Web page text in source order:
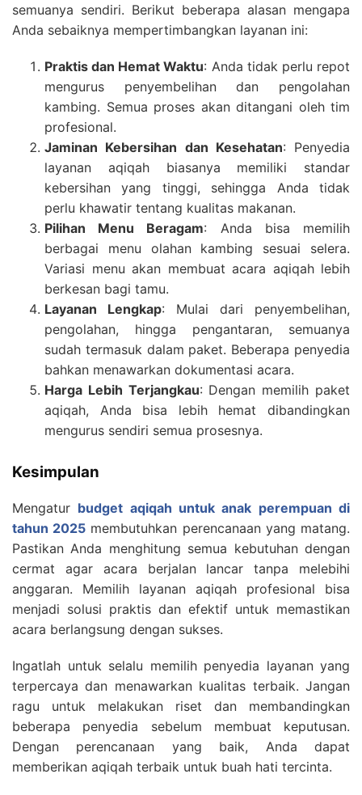
semuanya sendiri. Berikut beberapa alasan mengapa
Anda sebaiknya mempertimbangkan layanan ini:
Praktis dan Hemat Waktu: Anda tidak perlu repot
mengurus penyembelihan dan pengolahan
kambing. Semua proses akan ditangani oleh tim
profesional.
Jaminan Kebersihan dan Kesehatan: Penyedia
layanan aqiqah biasanya memiliki standar
kebersihan yang tinggi, sehingga Anda tidak
perlu khawatir tentang kualitas makanan.
Pilihan Menu Beragam: Anda bisa memilih
berbagai menu olahan kambing sesuai selera.
Variasi menu akan membuat acara aqiqah lebih
berkesan bagi tamu.
Layanan Lengkap: Mulai dari penyembelihan,
pengolahan, hingga pengantaran, semuanya
sudah termasuk dalam paket. Beberapa penyedia
bahkan menawarkan dokumentasi acara.
Harga Lebih Terjangkau: Dengan memilih paket
aqiqah, Anda bisa lebih hemat dibandingkan
mengurus sendiri semua prosesnya.
Kesimpulan
Mengatur budget aqiqah untuk anak perempuan di
tahun 2025 membutuhkan perencanaan yang matang.
Pastikan Anda menghitung semua kebutuhan dengan
cermat agar acara berjalan lancar tanpa melebihi
anggaran. Memilih layanan aqiqah profesional bisa
menjadi solusi praktis dan efektif untuk memastikan
acara berlangsung dengan sukses.
Ingatlah untuk selalu memilih penyedia layanan yang
terpercaya dan menawarkan kualitas terbaik. Jangan
ragu untuk melakukan riset dan membandingkan
beberapa penyedia sebelum membuat keputusan.
Dengan perencanaan yang baik, Anda dapat
memberikan aqiqah terbaik untuk buah hati tercinta.